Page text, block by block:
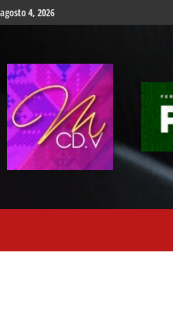
agosto 4, 2026